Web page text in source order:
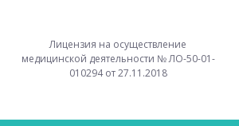
Лицензия на осуществление
медицинской деятельности № ЛО-50-01-
010294 от 27.11.2018